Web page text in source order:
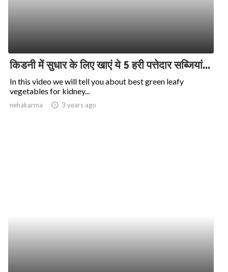
किडनी में सुधार के लिए खाएं ये 5 हरी पत्तेदार सब्जियां...
In this video we will tell you about best green leafy
vegetables for kidney...
nehakarma access_time 3 years ago